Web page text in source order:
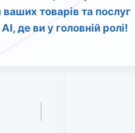
товарів та послуг
де ви у головній ролі!